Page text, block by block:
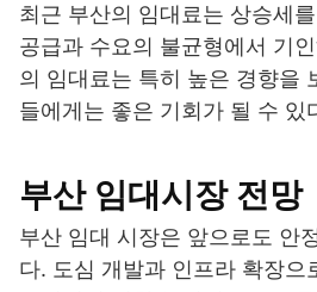
최근 부산의 임대료는 상승세
공급과 수요의 불균형에서 기
의 임대료는 특히 높은 경향을
들에게는 좋은 기회가 될 수 있
부산 임대시장 전망
부산 임대 시장은 앞으로도 안
다. 도심 개발과 인프라 확장으